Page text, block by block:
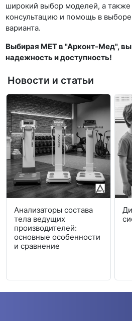
широкий выбор моделей, а
консультацию и помощь в
варианта.
Выбирая МЕТ в "Арконт-Мед", вы
надежность и доступность!
Новости и статьи
Анализаторы состава
тела ведущих
производителей:
основные особенности
и сравнение